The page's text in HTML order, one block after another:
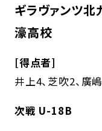
ギラヴァンツ
濠高校
[得点者]
井上4、芝吹2、廣嶋
次戦 U-18B